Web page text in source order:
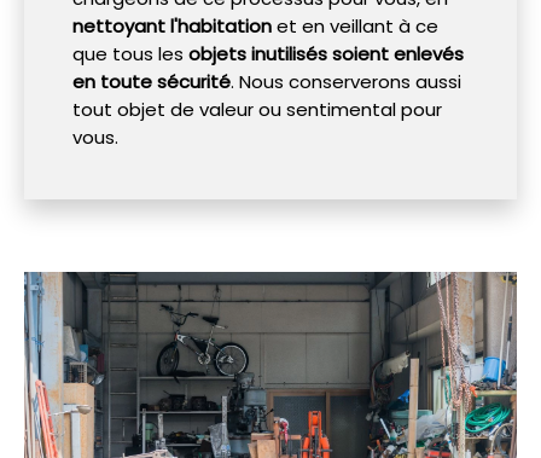
nettoyant l'habitationet en veillant à ce
que tous les objets inutilisés soient enlevés
en toute sécurité. Nous conserverons aussi
tout objet de valeur ou sentimental pour
vous.